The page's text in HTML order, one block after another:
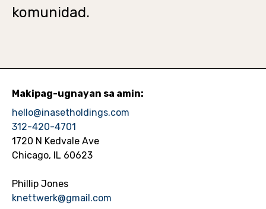
komunidad.
Makipag-ugnayan sa amin:
hello@inasetholdings.com
312-420-4701
1720 N Kedvale Ave
Chicago, IL 60623
Phillip Jones
knettwerk@gmail.com